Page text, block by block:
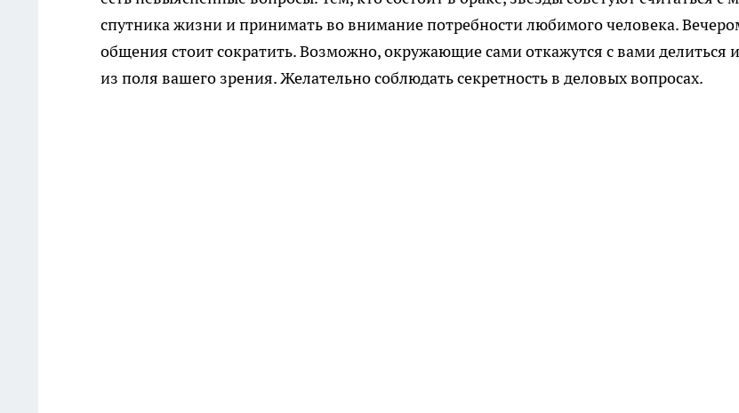
спутника жизни и принимать во внимание потребности любимого человека.
общения стоит сократить. Возможно, окружающие сами откажутся с вами делиться
из поля вашего зрения. Желательно соблюдать секретность в деловых вопросах.